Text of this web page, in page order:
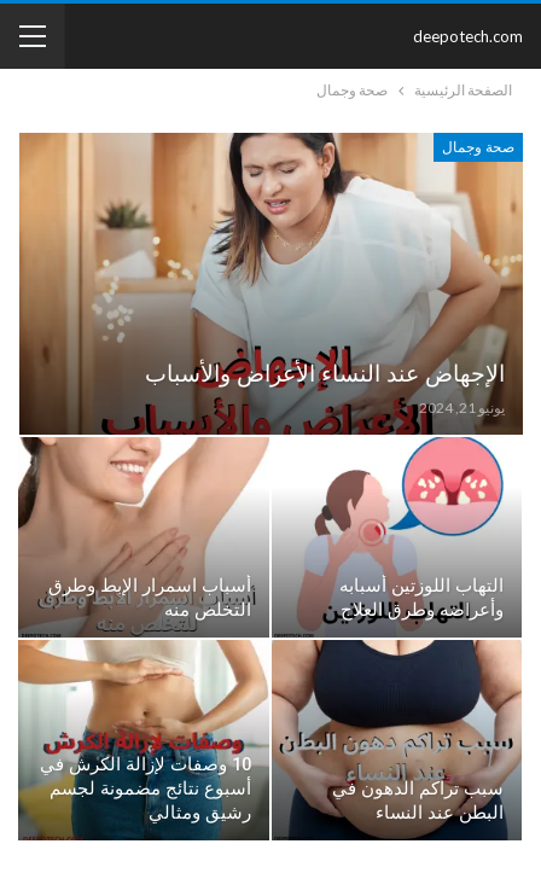
deepotech.com
الصفحة الرئيسية صحة وجمال
صحة وجمال
الإجهاض عند النساء الأعراض والأسباب
يونيو 21, 2024
التهاب اللوزتين أسبابه
وأعراضه وطرق العلاج
أسباب اسمرار الإبط وطرق
التخلص منه
سبب تراكم الدهون في
البطن عند النساء
10 وصفات لإزالة الكرش في
أسبوع نتائج مضمونة لجسم
رشيق ومثالي